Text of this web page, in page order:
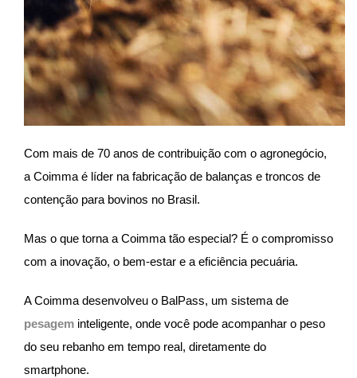
Com mais de 70 anos de contribuição com o agronegócio,
a Coimma é líder na fabricação de balanças e troncos de
contenção para bovinos no Brasil.
Mas o que torna a Coimma tão especial? É o compromisso
com a inovação, o bem-estar e a eficiência pecuária.
A Coimma desenvolveu o BalPass, um sistema de
pesagem inteligente, onde você pode acompanhar o peso
do seu rebanho em tempo real, diretamente do
smartphone.